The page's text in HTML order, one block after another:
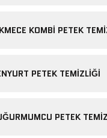
KOMBI PETEK
PETEK TEMIZLIĞI
PETEK